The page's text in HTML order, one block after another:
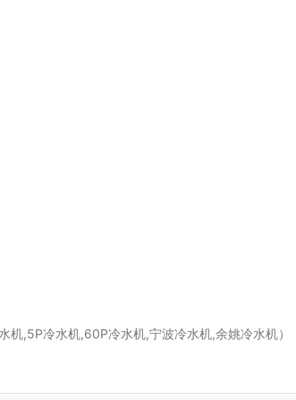
,5P冷水机,60P冷水机,宁波冷水机,余姚冷水机）